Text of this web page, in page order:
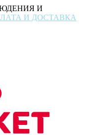
И
И ДОСТАВКА